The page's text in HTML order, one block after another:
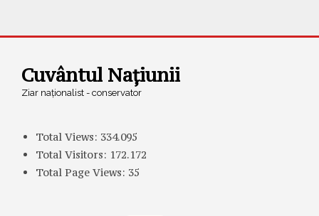
Cuvântul Națiunii
Ziar naționalist - conservator
Total Views: 334.095
Total Visitors: 172.172
Total Page Views: 35